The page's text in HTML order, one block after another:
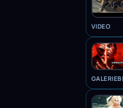
VIDEO